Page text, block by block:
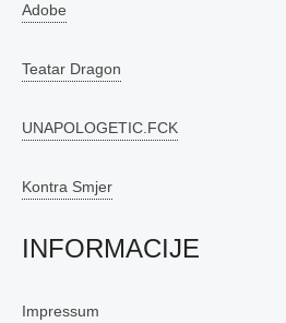
Adobe
Teatar Dragon
UNAPOLOGETIC.FCK
Kontra Smjer
INFORMACIJE
Impressum